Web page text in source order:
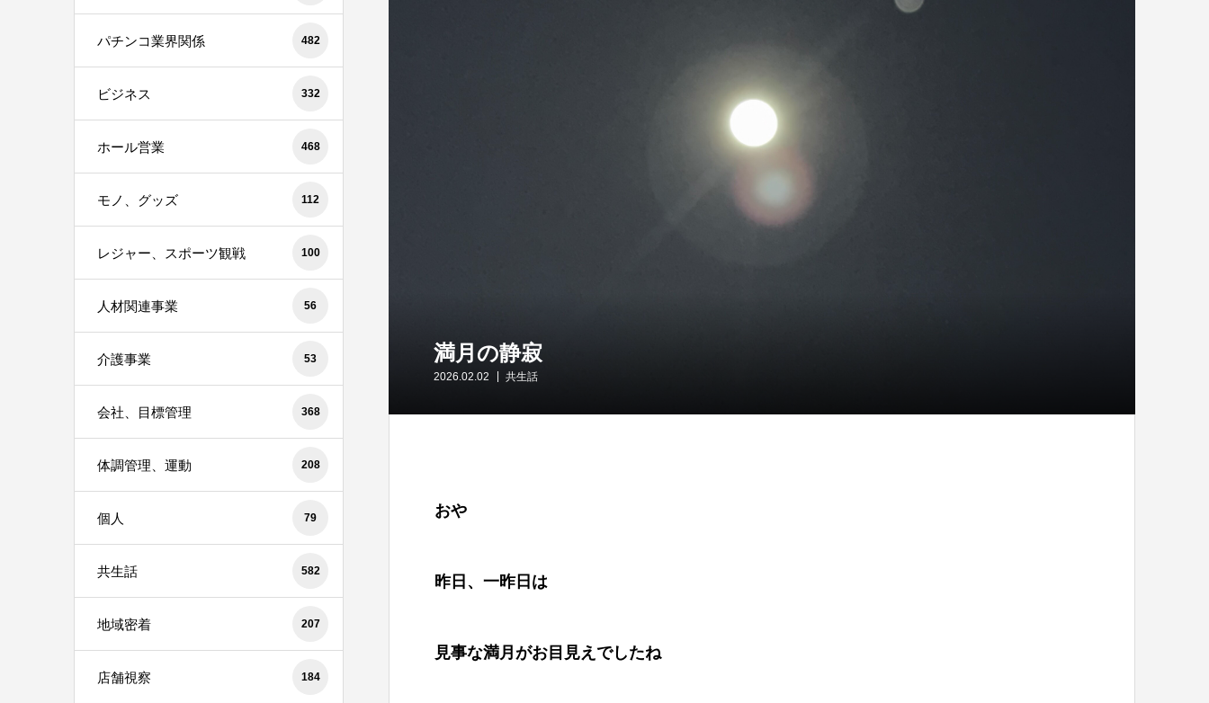
満月の静寂
2026.02.02 共生話
おや
昨日、一昨日は
見事な満月がお目見えでしたね
パチンコ業界関係 482
ビジネス 332
ホール営業 468
モノ、グッズ 112
レジャー、スポーツ観戦 100
人材関連事業 56
介護事業 53
会社、目標管理 368
体調管理、運動 208
個人 79
共生話 582
地域密着 207
店舗視察 184